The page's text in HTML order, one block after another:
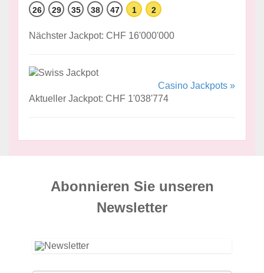
26 29 35 38 47 1 2
Nächster Jackpot: CHF 16'000'000
Casino Jackpots »
Aktueller Jackpot: CHF 1'038'774
Abonnieren Sie unseren
News­letter